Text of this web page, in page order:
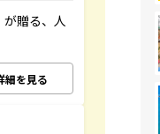
贈る、人
細を見る